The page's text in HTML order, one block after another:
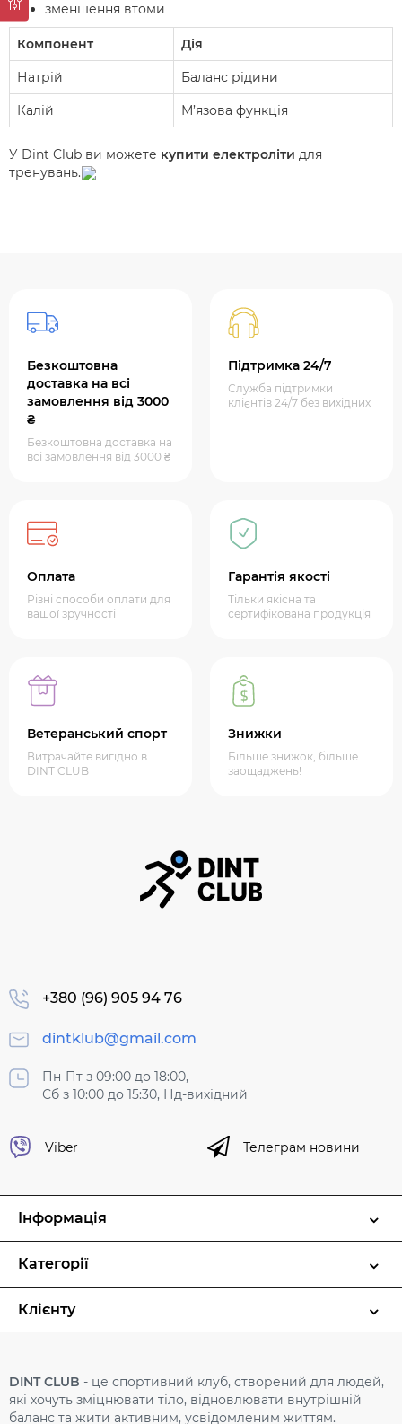
зменшення втоми
Компонент Дія
Натрій Баланс рідини
Калій М’язова функція
У Dint Club ви можете купити електроліти для
тренувань.
Безкоштовна
доставка на всі
замовлення від 3000
₴
Безкоштовна доставка на
всі замовлення від 3000 ₴
Підтримка 24/7
Служба підтримки
клієнтів 24/7 без вихідних
Оплата
Різні способи оплати для
вашої зручності
Гарантія якості
Тільки якісна та
сертифікована продукція
Ветеранський спорт
Витрачайте вигідно в
DINT CLUB
Знижки
Більше знижок, більше
заощаджень!
+380 (96) 905 94 76
dintklub@gmail.com
Пн-Пт з 09:00 до 18:00,
Сб з 10:00 до 15:30, Нд-вихідний
Viber Телеграм новини
Інформація
Категорії
Клієнту
DINT CLUB - це спортивний клуб, створений для людей,
які хочуть зміцнювати тіло, відновлювати внутрішній
баланс та жити активним, усвідомленим життям.